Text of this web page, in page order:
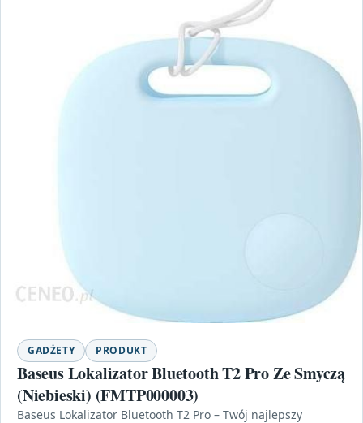
GADŻETY PRODUKT
Baseus Lokalizator Bluetooth T2 Pro Ze Smyczą
(Niebieski) (FMTP000003)
Baseus Lokalizator Bluetooth T2 Pro – Twój najlepszy